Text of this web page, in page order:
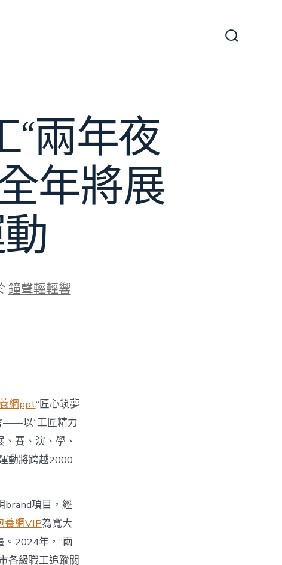
兩年夜
年將展
鐘聲輕輕響
網ppt“匠心筑夢
——以“工匠精力
賽、演、學、
動將跨越2000
brand項目，經
養網VIP為寬大
。2024年，“兩
各級職工追蹤關